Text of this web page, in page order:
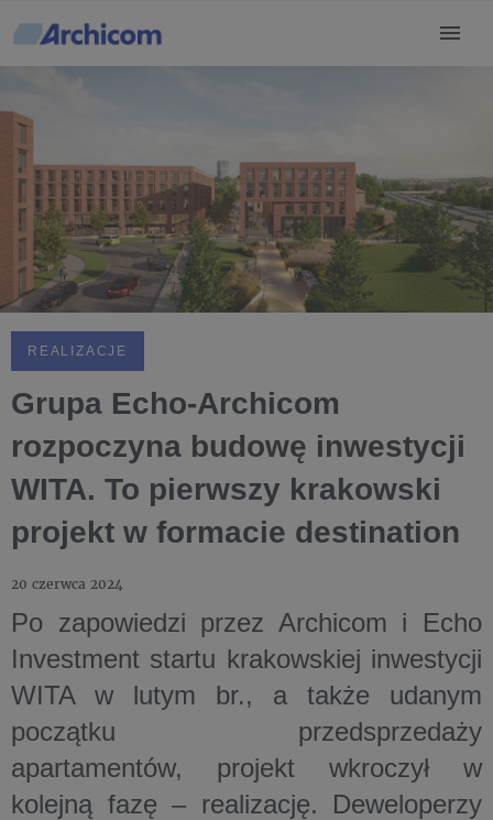
REALIZACJE
Grupa Echo-Archicom
rozpoczyna budowę inwestycji
WITA. To pierwszy krakowski
projekt w formacie destination
20 czerwca 2024
Po zapowiedzi przez Archicom i Echo
Investment startu krakowskiej inwestycji
WITA w lutym br., a także udanym
początku przedsprzedaży
apartamentów, projekt wkroczył w
kolejną fazę – realizację. Deweloperzy